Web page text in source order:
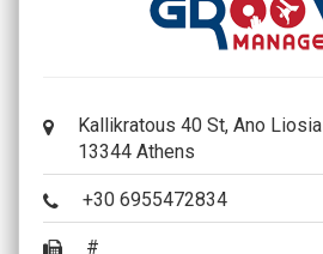
Kallikratous 40 St, Ano Liosia
13344 Athens
+30 6955472834
#